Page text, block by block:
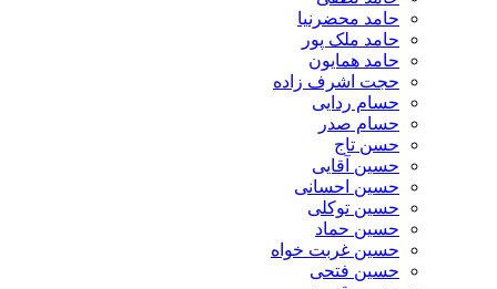
حامد محضرنیا
حامد ملک پور
حامد همایون
حجت اشرف زاده
حسام ردایی
حسام صدر
حسن تاج
حسین آقایی
حسین احسانی
حسین توکلی
حسین حماد
حسین غربت خواه
حسین فتحی